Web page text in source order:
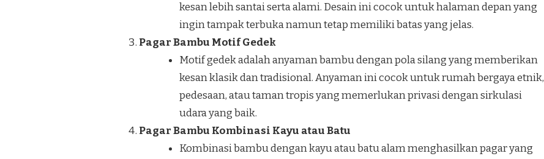
kesan lebih santai serta alami. Desain ini cocok untuk halaman depan yang
ingin tampak terbuka namun tetap memiliki batas yang jelas.
Pagar Bambu Motif Gedek
Motif gedek adalah anyaman bambu dengan pola silang yang memberikan
kesan klasik dan tradisional. Anyaman ini cocok untuk rumah bergaya etnik,
pedesaan, atau taman tropis yang memerlukan privasi dengan sirkulasi
udara yang baik.
Pagar Bambu Kombinasi Kayu atau Batu
Kombinasi bambu dengan kayu atau batu alam menghasilkan pagar yang